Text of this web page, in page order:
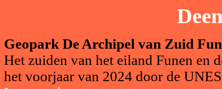
Geopark De Archipel van Zuid
Het zuiden van het eiland Funen en
het voorjaar van 2024 door de